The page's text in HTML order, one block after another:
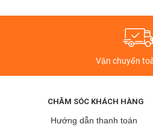
Dưới đây là một số
Vận chuyển
CHĂM SÓC KHÁCH HÀNG
Hướng dẫn thanh toán